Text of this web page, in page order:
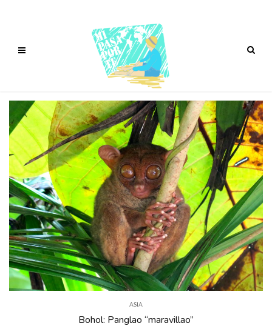
ASIA
Bohol: Panglao “maravillao”